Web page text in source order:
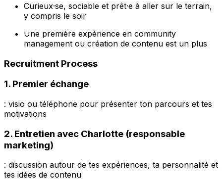
Curieux·se, sociable et prêt·e à aller sur le terrain,
y compris le soir
Une première expérience en community
management ou création de contenu est un plus
Recruitment Process
1. Premier échange
: visio ou téléphone pour présenter ton parcours et tes
motivations
2. Entretien avec Charlotte (responsable
marketing)
: discussion autour de tes expériences, ta personnalité et
tes idées de contenu